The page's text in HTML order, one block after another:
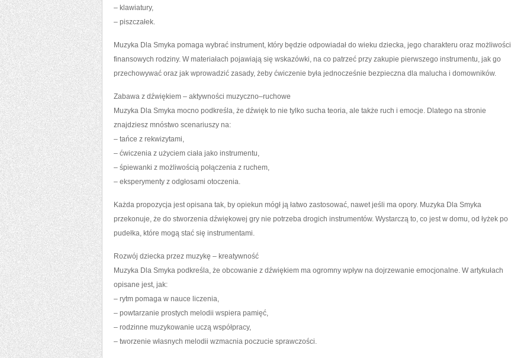
– klawiatury,
– piszczałek.
Muzyka Dla Smyka pomaga wybrać instrument, który będzie odpowiadał do wieku dziecka, jego charakteru oraz możliwości
finansowych rodziny. W materiałach pojawiają się wskazówki, na co patrzeć przy zakupie pierwszego instrumentu, jak go
przechowywać oraz jak wprowadzić zasady, żeby ćwiczenie była jednocześnie bezpieczna dla malucha i domowników.
Zabawa z dźwiękiem – aktywności muzyczno–ruchowe
Muzyka Dla Smyka mocno podkreśla, że dźwięk to nie tylko sucha teoria, ale także ruch i emocje. Dlatego na stronie
znajdziesz mnóstwo scenariuszy na:
– tańce z rekwizytami,
– ćwiczenia z użyciem ciała jako instrumentu,
– śpiewanki z możliwością połączenia z ruchem,
– eksperymenty z odgłosami otoczenia.
Każda propozycja jest opisana tak, by opiekun mógł ją łatwo zastosować, nawet jeśli ma opory. Muzyka Dla Smyka
przekonuje, że do stworzenia dźwiękowej gry nie potrzeba drogich instrumentów. Wystarczą to, co jest w domu, od łyżek po
pudełka, które mogą stać się instrumentami.
Rozwój dziecka przez muzykę – kreatywność
Muzyka Dla Smyka podkreśla, że obcowanie z dźwiękiem ma ogromny wpływ na dojrzewanie emocjonalne. W artykułach
opisane jest, jak:
– rytm pomaga w nauce liczenia,
– powtarzanie prostych melodii wspiera pamięć,
– rodzinne muzykowanie uczą współpracy,
– tworzenie własnych melodii wzmacnia poczucie sprawczości.